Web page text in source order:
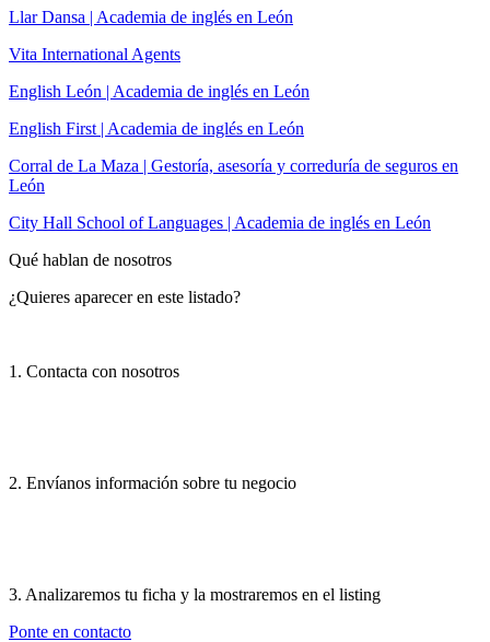
Llar Dansa | Academia de inglés en León
Vita International Agents
English León | Academia de inglés en León
English First | Academia de inglés en León
Corral de La Maza | Gestoría, asesoría y correduría de seguros en
León
City Hall School of Languages | Academia de inglés en León
Qué hablan de nosotros
¿Quieres aparecer en este listado?
1. Contacta con nosotros
2. Envíanos información sobre tu negocio
3. Analizaremos tu ficha y la mostraremos en el listing
Ponte en contacto